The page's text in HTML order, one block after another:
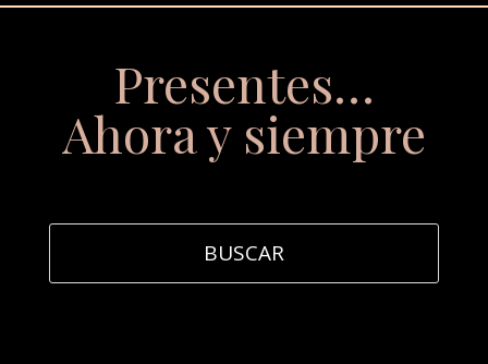
Presentes…
Ahora y siempre